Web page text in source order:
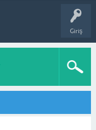
Giriş